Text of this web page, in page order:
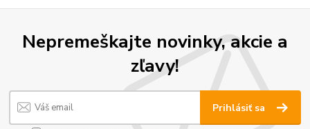
Nepremeškajte novinky, akcie a
zľavy!
Prihlásiť sa